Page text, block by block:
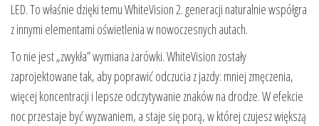
LED. To właśnie dzięki temu WhiteVision 2. generacji naturalnie współgra
z innymi elementami oświetlenia w nowoczesnych autach.
To nie jest „zwykła” wymiana żarówki. WhiteVision zostały
zaprojektowane tak, aby poprawić odczucia z jazdy: mniej zmęczenia,
więcej koncentracji i lepsze odczytywanie znaków na drodze. W efekcie
noc przestaje być wyzwaniem, a staje się porą, w której czujesz większą